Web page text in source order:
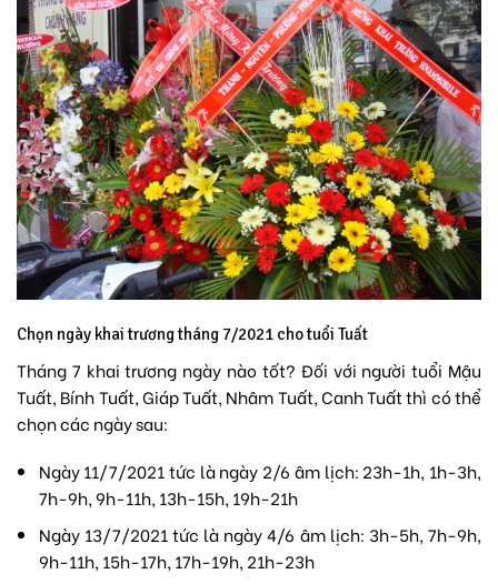
Chọn ngày khai trương tháng 7/2021 cho tuổi Tuất
Tháng 7 khai trương ngày nào tốt? Đối với người tuổi Mậu
Tuất, Bính Tuất, Giáp Tuất, Nhâm Tuất, Canh Tuất thì có thể
chọn các ngày sau:
Ngày 11/7/2021 tức là ngày 2/6 âm lịch: 23h-1h, 1h-3h,
7h-9h, 9h-11h, 13h-15h, 19h-21h
Ngày 13/7/2021 tức là ngày 4/6 âm lịch: 3h-5h, 7h-9h,
9h-11h, 15h-17h, 17h-19h, 21h-23h